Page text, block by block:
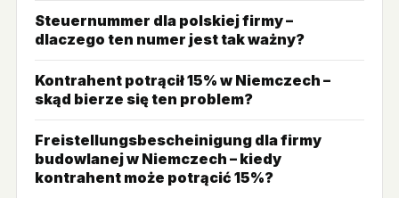
Steuernummer dla polskiej firmy –
dlaczego ten numer jest tak ważny?
Kontrahent potrącił 15% w Niemczech –
skąd bierze się ten problem?
Freistellungsbescheinigung dla firmy
budowlanej w Niemczech – kiedy
kontrahent może potrącić 15%?